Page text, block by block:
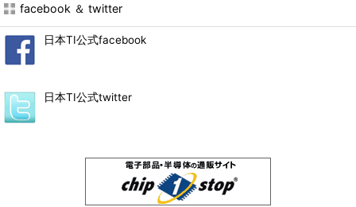
facebook ＆ twitter
日本TI公式facebook
日本TI公式twitter